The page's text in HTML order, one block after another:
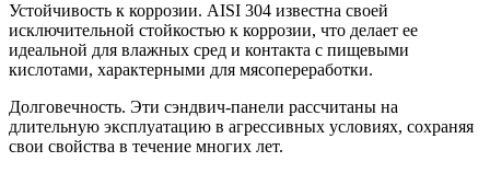
Устойчивость к коррозии. AISI 304 известна своей
исключительной стойкостью к коррозии, что делает ее
идеальной для влажных сред и контакта с пищевыми
кислотами, характерными для мясопереработки.
Долговечность. Эти сэндвич-панели рассчитаны на
длительную эксплуатацию в агрессивных условиях, сохраняя
свои свойства в течение многих лет.